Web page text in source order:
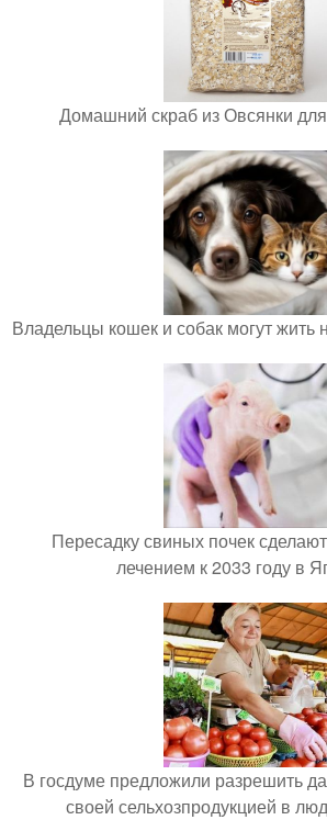
Домашний скраб из Овсянки
Владельцы кошек и собак могут жить
Пересадку свиных почек
лечением к 2033 году в
В госдуме предложили разрешить
своей сельхозпродукцией в